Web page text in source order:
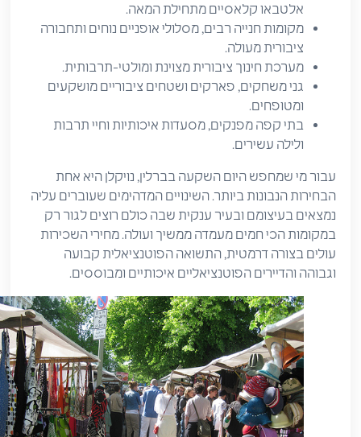
אלטבאו קלאסיים מתחילת המאה.
מקומות חנייה רבים, מסלולי אופניים נוחים ותחבורה
ציבורית מעולה.
מערכת חינוך ציבורית מצוינת ומולטי-תרבותית.
גני משחקים, פארקים ושטחים ציבוריים מושקעים
ומטופחים.
בתי קפה מפנקים, מסעדות איכותיות וחיי תרבות
ולילה עשירים.
עבור מי שמחפש היום השקעה בברלין, נויקלן היא אחת
הבחירות הנבונות ביותר. השינויים המדהימים שעוברים עליה
נמצאים בעיצומם ובעיר ענקית שבה כולם רוצים לגור רק
במקומות הכי חמים מעמדה ממשיך ועולה. מחירי השכירות
עולים בצורה דרמטית, התשואה הפוטנציאלית קבועה
וגבוהה והדיירים הפוטנציאליים איכותיים ומבוססים.